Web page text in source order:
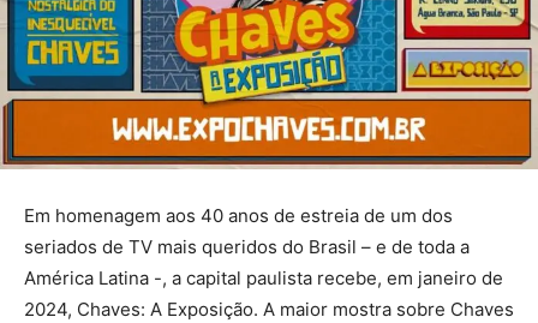
Em homenagem aos 40 anos de estreia de um dos
seriados de TV mais queridos do Brasil – e de toda a
América Latina -, a capital paulista recebe, em janeiro de
2024, Chaves: A Exposição. A maior mostra sobre Chaves